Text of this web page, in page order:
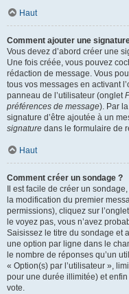
Haut
Comment ajouter une
Vous devez d’abord créer une
Une fois créée, vous pouvez
rédaction de message. Vous
tous vos messages en activant
panneau de l’utilisateur (onglet
préférences de message). Par
signature d’être ajoutée à un
signature dans le formulaire de
Haut
Comment créer un sondage ?
Il est facile de créer un
la modification du premier
permissions), cliquez sur l’onglet
le voyez pas, vous n’avez
Saisissez le titre du sondage et
une option par ligne dans le
le nombre de réponses qu’un
« Option(s) par l’utilisateur »,
pour une durée illimitée) et
vote.